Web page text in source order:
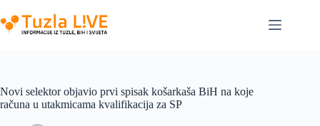
to
content
Novi selektor objavio prvi spisak košarkaša BiH na koje
računa u utakmicama kvalifikacija za SP